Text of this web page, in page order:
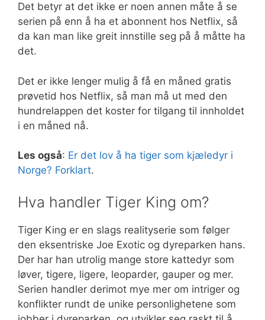
Det betyr at det ikke er noen annen måte å se
serien på enn å ha et abonnent hos Netflix, så
da kan man like greit innstille seg på å måtte ha
det.
Det er ikke lenger mulig å få en måned gratis
prøvetid hos Netflix, så man må ut med den
hundrelappen det koster for tilgang til innholdet
i en måned nå.
Les også: Er det lov å ha tiger som kjæledyr i
Norge? Forklart.
Hva handler Tiger King om?
Tiger King er en slags realityserie som følger
den eksentriske Joe Exotic og dyreparken hans.
Der har han utrolig mange store kattedyr som
løver, tigere, ligere, leoparder, gauper og mer.
Serien handler derimot mye mer om intriger og
konflikter rundt de unike personlighetene som